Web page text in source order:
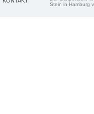
Stein in Hamburg